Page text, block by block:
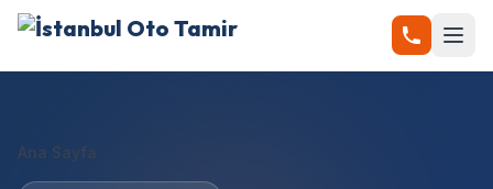
Ana Sayfa